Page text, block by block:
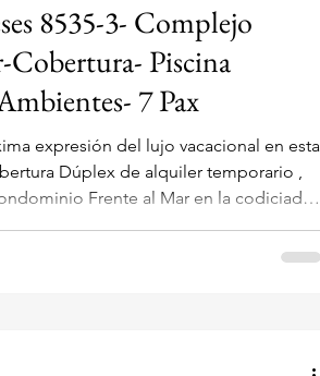
8535-3- Complejo
Cobertura- Piscina
7 Pax
expresión del lujo vacacional en esta
de alquiler temporario ,
Frente al Mar en la codiciada
propiedad combina la privacidad de
y Vi